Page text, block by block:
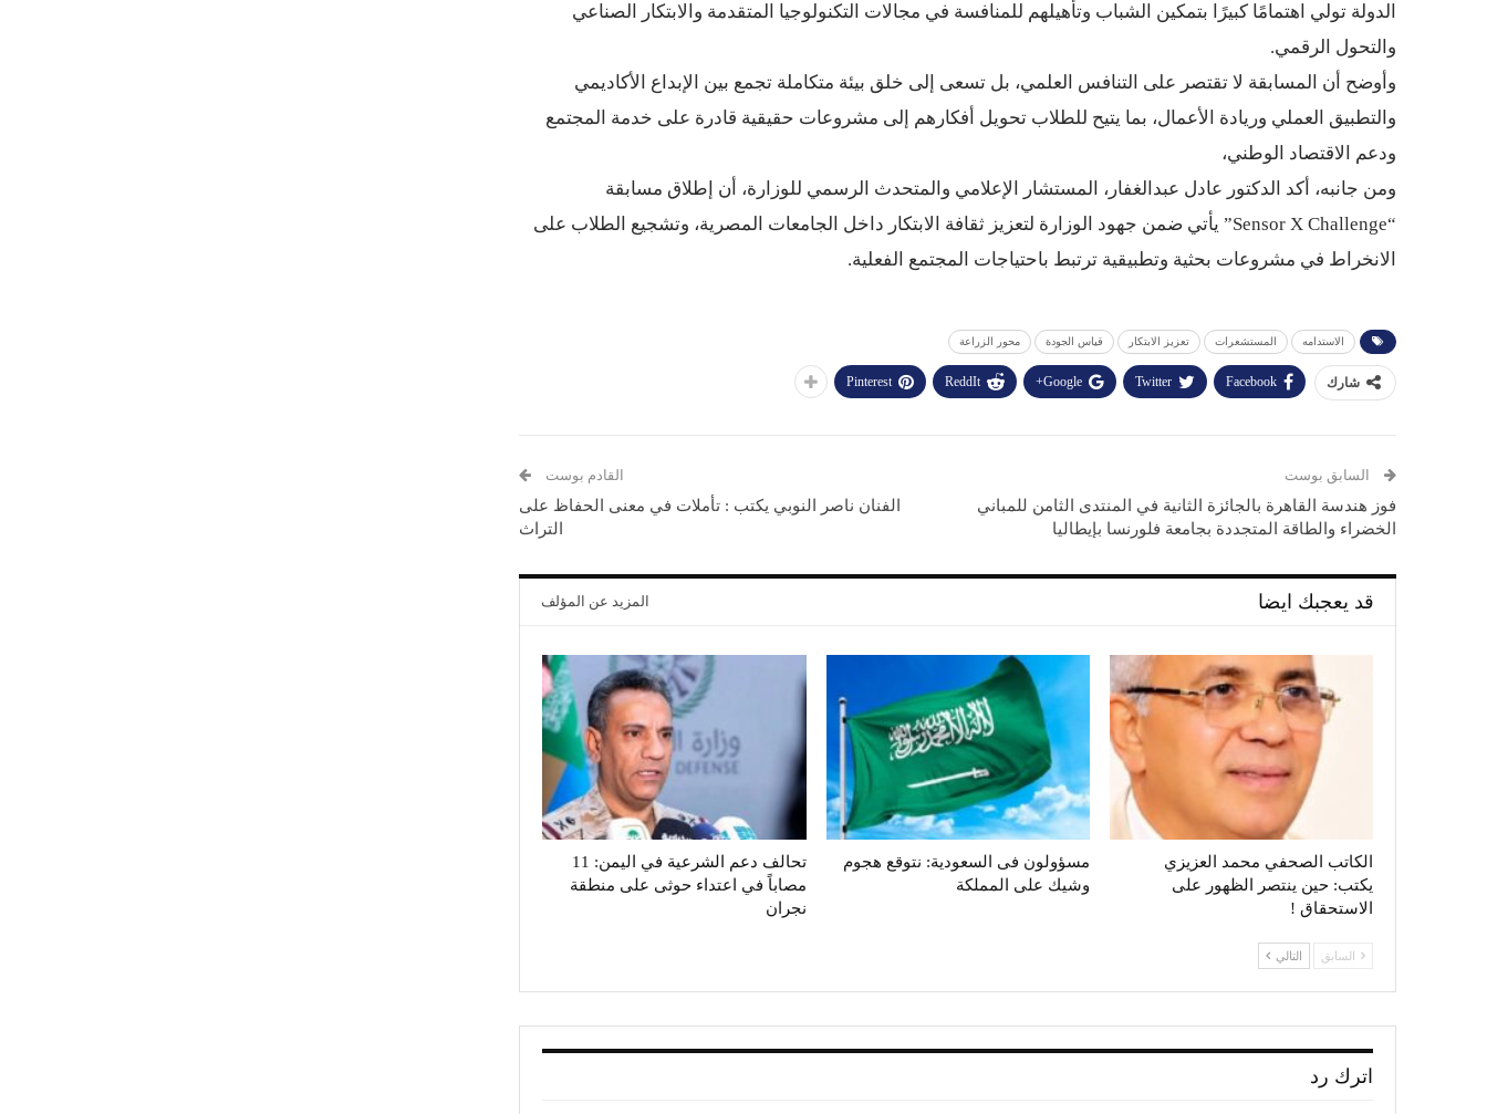
الدولة تولي اهتمامًا كبيرًا بتمكين الشباب وتأهيلهم للمنافسة في مجالات التكنولوجيا المتقدمة والابتكار الصناعي
والتحول الرقمي.
وأوضح أن المسابقة لا تقتصر على التنافس العلمي، بل تسعى إلى خلق بيئة متكاملة تجمع بين الإبداع الأكاديمي
والتطبيق العملي وريادة الأعمال، بما يتيح للطلاب تحويل أفكارهم إلى مشروعات حقيقية قادرة على خدمة المجتمع
ودعم الاقتصاد الوطني،
ومن جانبه، أكد الدكتور عادل عبدالغفار، المستشار الإعلامي والمتحدث الرسمي للوزارة، أن إطلاق مسابقة
“Sensor X Challenge” يأتي ضمن جهود الوزارة لتعزيز ثقافة الابتكار داخل الجامعات المصرية، وتشجيع الطلاب على
الانخراط في مشروعات بحثية وتطبيقية ترتبط باحتياجات المجتمع الفعلية.
الاستدامه المستشعرات تعزيز الابتكار قياس الجودة محور الزراعة
شارك Facebook
Twitter
Google+
ReddIt
Pinterest
السابق بوست
فوز هندسة القاهرة بالجائزة الثانية في المنتدى الثامن للمباني
الخضراء والطاقة المتجددة بجامعة فلورنسا بإيطاليا
القادم بوست
الفنان ناصر النوبي يكتب : تأملات في معنى الحفاظ على
التراث
قد يعجبك ايضا المزيد عن المؤلف
الكاتب الصحفي محمد العزيزي
يكتب: حين ينتصر الظهور على
الاستحقاق !
مسؤولون فى السعودية: نتوقع هجوم
وشيك على المملكة
تحالف دعم الشرعية في اليمن: 11
مصاباً في اعتداء حوثى على منطقة
نجران
السابق التالي
اترك رد